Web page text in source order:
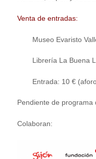
Venta de entradas:
Museo Evaristo
Librería La Buena
Entrada: 10 €
Pendiente de programa
Colaboran: